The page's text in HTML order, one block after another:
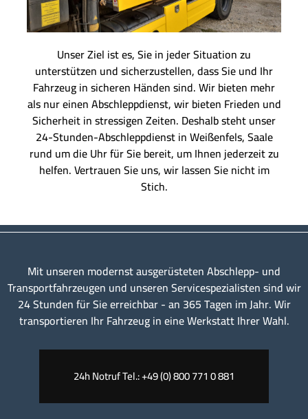
Unser Ziel ist es, Sie in jeder Situation zu
unterstützen und sicherzustellen, dass Sie und Ihr
Fahrzeug in sicheren Händen sind. Wir bieten mehr
als nur einen Abschleppdienst, wir bieten Frieden und
Sicherheit in stressigen Zeiten. Deshalb steht unser
24-Stunden-Abschleppdienst in Weißenfels, Saale
rund um die Uhr für Sie bereit, um Ihnen jederzeit zu
helfen. Vertrauen Sie uns, wir lassen Sie nicht im
Stich.
Mit unseren modernst ausgerüsteten Abschlepp- und
Transportfahrzeugen und unseren Servicespezialisten sind wir
24 Stunden für Sie erreichbar - an 365 Tagen im Jahr. Wir
transportieren Ihr Fahrzeug in eine Werkstatt Ihrer Wahl.
24h Notruf Tel.: +49 (0) 800 771 0 881